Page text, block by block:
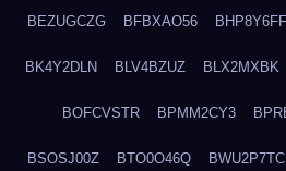
BEZUGCZG BFBXAO56 BHP8Y6FF
BK4Y2DLN BLV4BZUZ BLX2MXBK
BOFCVSTR BPMM2CY3
BSOSJ00Z BTO0O46Q BWU2P7TC